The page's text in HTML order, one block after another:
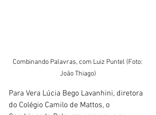
Combinando Palavras, com Luiz Puntel (Foto:
João Thiago)
Para Vera Lúcia Bego Lavanhini, diretora
do Colégio Camilo de Mattos, o